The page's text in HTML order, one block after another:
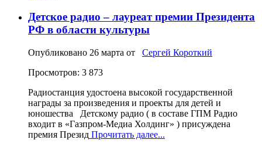
Детское радио – лауреат премии Президента
РФ в области культуры
Опубликовано 26 марта от Сергей Короткий
Просмотров: 3 873
Радиостанция удостоена высокой государственной
награды за произведения и проекты для детей и
юношества Детскому радио ( в составе ГПМ Радио
входит в «Газпром-Медиа Холдинг» ) присуждена
премия Презид Прочитать далее...